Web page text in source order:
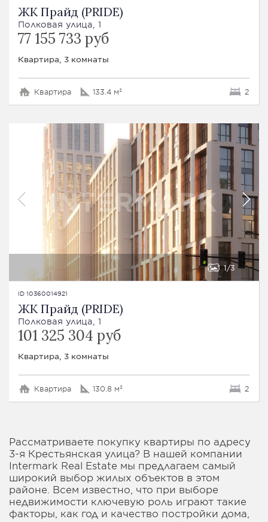
ЖК Прайд (PRIDE)
Полковая улица, 1
77 155 733 руб
Квартира, 3 комнаты
Квартира 133.4 м² 2
1 3
ID 10360014921
ЖК Прайд (PRIDE)
Полковая улица, 1
101 325 304 руб
Квартира, 3 комнаты
Квартира 130.8 м² 2
Рассматриваете покупку квартиры по адресу
3-я Крестьянская улица? В нашей компании
Intermark Real Estate мы предлагаем самый
широкий выбор жилых объектов в этом
районе. Всем известно, что при выборе
недвижимости ключевую роль играют такие
факторы, как год и качество постройки дома,